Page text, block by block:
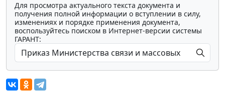
Для просмотра актуального текста документа и
получения полной информации о вступлении в силу,
изменениях и порядке применения документа,
воспользуйтесь поиском в Интернет-версии системы
ГАРАНТ:
Мы обрабатываем локальные данные
браузера и используем инструменты